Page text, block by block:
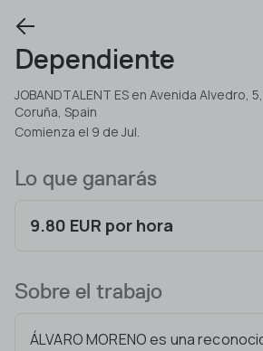
Dependiente
JOBANDTALENT ES en Avenida Alvedro,
Coruña, Spain
Comienza el 9 de Jul.
Lo que ganarás
9.80 EUR por hora
Sobre el trabajo
ÁLVARO MORENO es una